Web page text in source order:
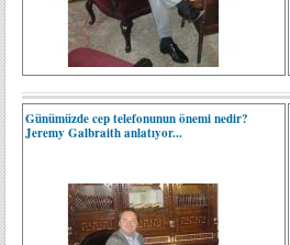
Günümüzde cep telefonunun önemi nedir?
Jeremy Galbraith anlatıyor...